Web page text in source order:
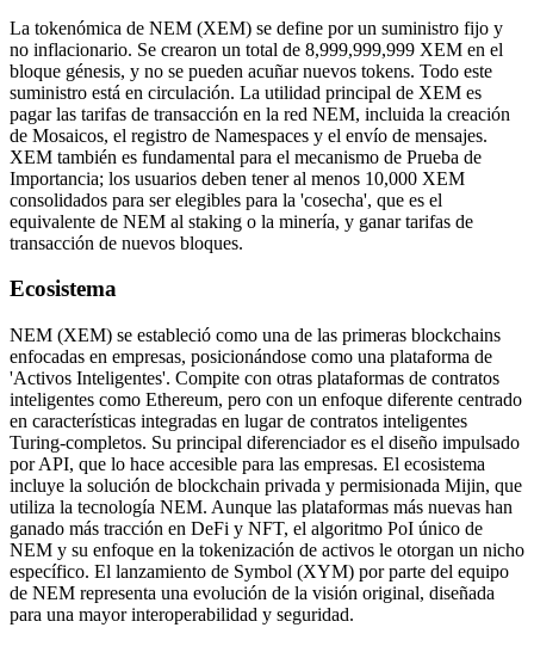
La tokenómica de NEM (XEM) se define por un suministro fijo y
no inflacionario. Se crearon un total de 8,999,999,999 XEM en el
bloque génesis, y no se pueden acuñar nuevos tokens. Todo este
suministro está en circulación. La utilidad principal de XEM es
pagar las tarifas de transacción en la red NEM, incluida la creación
de Mosaicos, el registro de Namespaces y el envío de mensajes.
XEM también es fundamental para el mecanismo de Prueba de
Importancia; los usuarios deben tener al menos 10,000 XEM
consolidados para ser elegibles para la 'cosecha', que es el
equivalente de NEM al staking o la minería, y ganar tarifas de
transacción de nuevos bloques.
Ecosistema
NEM (XEM) se estableció como una de las primeras blockchains
enfocadas en empresas, posicionándose como una plataforma de
'Activos Inteligentes'. Compite con otras plataformas de contratos
inteligentes como Ethereum, pero con un enfoque diferente centrado
en características integradas en lugar de contratos inteligentes
Turing-completos. Su principal diferenciador es el diseño impulsado
por API, que lo hace accesible para las empresas. El ecosistema
incluye la solución de blockchain privada y permisionada Mijin, que
utiliza la tecnología NEM. Aunque las plataformas más nuevas han
ganado más tracción en DeFi y NFT, el algoritmo PoI único de
NEM y su enfoque en la tokenización de activos le otorgan un nicho
específico. El lanzamiento de Symbol (XYM) por parte del equipo
de NEM representa una evolución de la visión original, diseñada
para una mayor interoperabilidad y seguridad.